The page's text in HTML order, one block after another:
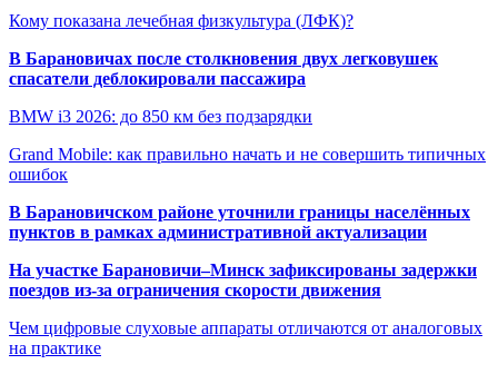
Кому показана лечебная физкультура (ЛФК)?
В Барановичах после столкновения двух легковушек
спасатели деблокировали пассажира
BMW i3 2026: до 850 км без подзарядки
Grand Mobile: как правильно начать и не совершить типичных
ошибок
В Барановичском районе уточнили границы населённых
пунктов в рамках административной актуализации
На участке Барановичи–Минск зафиксированы задержки
поездов из-за ограничения скорости движения
Чем цифровые слуховые аппараты отличаются от аналоговых
на практике